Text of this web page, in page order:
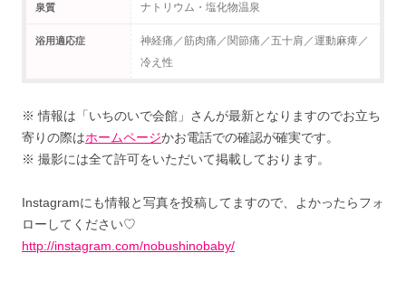
泉質 ナトリウム・塩化物温泉
浴用適応症
神経痛／筋肉痛／関節痛／五十肩／運動麻痺／
冷え性
※ 情報は「いちのいで会館」さんが最新となりますのでお立ち
寄りの際はホームページかお電話での確認が確実です。
※ 撮影には全て許可をいただいて掲載しております。
Instagramにも情報と写真を投稿してますので、よかったらフォ
ローしてください♡
http://instagram.com/nobushinobaby/